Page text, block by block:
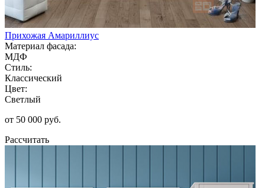
Прихожая Амариллиус
Материал фасада:
МДФ
Стиль:
Классический
Цвет:
Светлый
от 50 000 руб.
Рассчитать